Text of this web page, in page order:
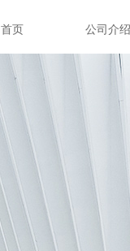
首页 公司介绍